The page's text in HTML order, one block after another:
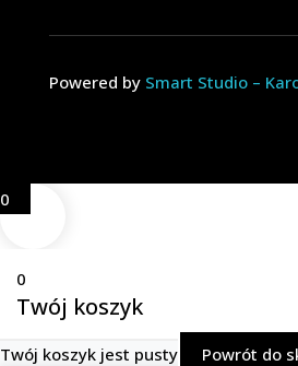
Powered by Smart Studio –
0
0
Twój koszyk
Twój koszyk jest pusty Powrót do